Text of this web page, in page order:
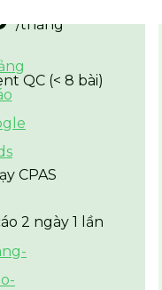
/tháng
QC (< 8 bài)
CPAS
2 ngày 1 lần